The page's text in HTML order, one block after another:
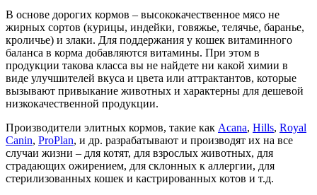
В основе дорогих кормов – высококачественное мясо не
жирных сортов (курицы, индейки, говяжье, телячье, баранье,
кроличье) и злаки. Для поддержания у кошек витаминного
баланса в корма добавляются витамины. При этом в
продукции такова класса вы не найдете ни какой химии в
виде улучшителей вкуса и цвета или аттрактантов, которые
вызывают привыкание животных и характерны для дешевой
низкокачественной продукции.
Производители элитных кормов, такие как Acana, Hills, Royal
Canin, ProPlan, и др. разрабатывают и производят их на все
случаи жизни – для котят, для взрослых животных, для
страдающих ожирением, для склонных к аллергии, для
стерилизованных кошек и кастрированных котов и т.д.